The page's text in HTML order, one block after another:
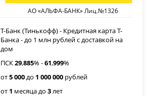
АО «АЛЬФА-БАНК» Лиц.№1326
Т-Банк (Тинькофф) - Кредитная карта Т-
Банка - до 1 млн рублей с доставкой на
дом
ПСК29,885% -61,999%
от5 000до 1 000 000 рублей
от 1 месяца до3лет